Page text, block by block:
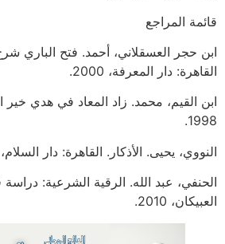
قائمة المراجع
ابن حجر العسقلاني، أحمد. فتح الباري
القاهرة: دار المعرفة، 2000.
ابن القيم، محمد. زاد المعاد في هدي خير
1998.
النووي، يحيى. الأذكار. القاهرة: دار السلام، 2004.
الحنفي، عبد الله. الرقية الشرعية:
العبيكان، 2010.